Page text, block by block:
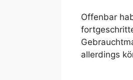
Offenbar
allerdings